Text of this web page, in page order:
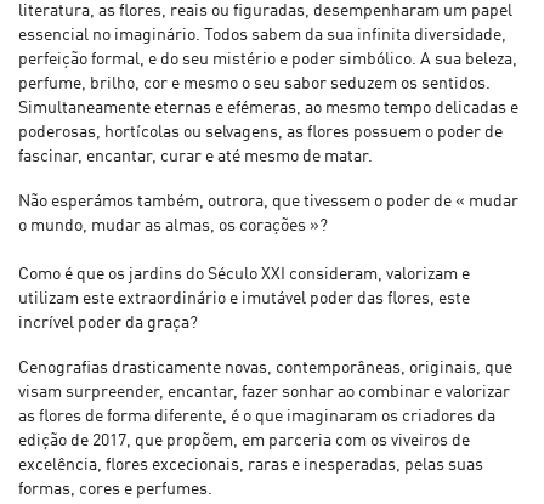
literatura, as flores, reais ou figuradas, desempenharam um papel
essencial no imaginário. Todos sabem da sua infinita diversidade,
perfeição formal, e do seu mistério e poder simbólico. A sua beleza,
perfume, brilho, cor e mesmo o seu sabor seduzem os sentidos.
Simultaneamente eternas e efémeras, ao mesmo tempo delicadas e
poderosas, hortícolas ou selvagens, as flores possuem o poder de
fascinar, encantar, curar e até mesmo de matar.
Não esperámos também, outrora, que tivessem o poder de « mudar
o mundo, mudar as almas, os corações »?
Como é que os jardins do Século XXI consideram, valorizam e
utilizam este extraordinário e imutável poder das flores, este
incrível poder da graça?
Cenografias drasticamente novas, contemporâneas, originais, que
visam surpreender, encantar, fazer sonhar ao combinar e valorizar
as flores de forma diferente, é o que imaginaram os criadores da
edição de 2017, que propõem, em parceria com os viveiros de
excelência, flores excecionais, raras e inesperadas, pelas suas
formas, cores e perfumes.